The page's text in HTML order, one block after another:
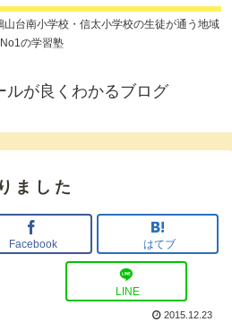
台南小学校・信太小学校の生徒が通う地域
No1の学習塾
ルが良くわかるブログ
ました
Facebook はてブ
LINE
2015.12.23